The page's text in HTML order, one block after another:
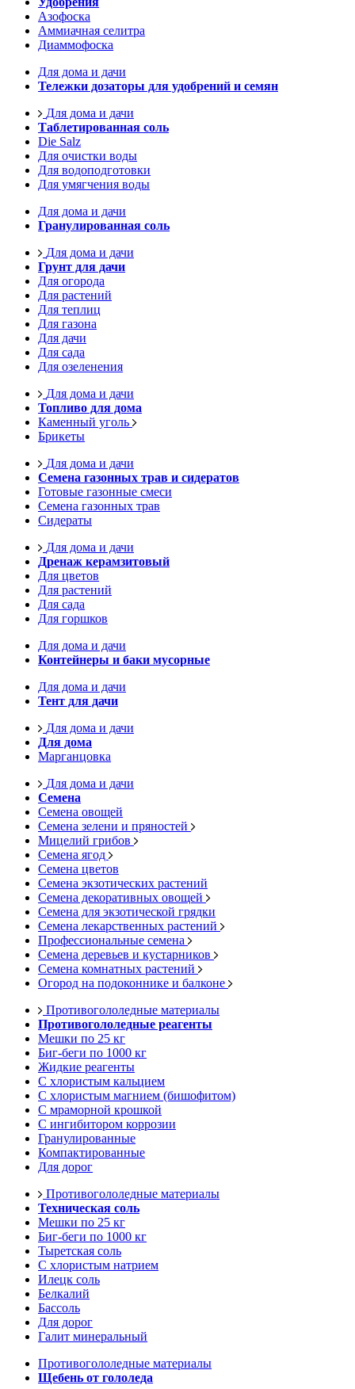
Азофоска
Аммиачная селитра
Диаммофоска
Для дома и дачи
Тележки дозаторы для удобрений и семян
Для дома и дачи
Таблетированная соль
Die Salz
Для очистки воды
Для водоподготовки
Для умягчения воды
Для дома и дачи
Гранулированная соль
Для дома и дачи
Грунт для дачи
Для огорода
Для растений
Для теплиц
Для газона
Для дачи
Для сада
Для озеленения
Для дома и дачи
Топливо для дома
Каменный уголь
Брикеты
Для дома и дачи
Семена газонных трав и сидератов
Готовые газонные смеси
Семена газонных трав
Сидераты
Для дома и дачи
Дренаж керамзитовый
Для цветов
Для растений
Для сада
Для горшков
Для дома и дачи
Контейнеры и баки мусорные
Для дома и дачи
Тент для дачи
Для дома и дачи
Для дома
Марганцовка
Для дома и дачи
Семена
Семена овощей
Семена зелени и пряностей
Мицелий грибов
Семена ягод
Семена цветов
Семена экзотических растений
Семена декоративных овощей
Семена для экзотической грядки
Семена лекарственных растений
Профессиональные семена
Семена деревьев и кустарников
Семена комнатных растений
Огород на подоконнике и балконе
Противогололедные материалы
Противогололедные реагенты
Мешки по 25 кг
Биг-беги по 1000 кг
Жидкие реагенты
С хлористым кальцием
С хлористым магнием (бишофитом)
С мраморной крошкой
С ингибитором коррозии
Гранулированные
Компактированные
Для дорог
Противогололедные материалы
Техническая соль
Мешки по 25 кг
Биг-беги по 1000 кг
Тыретская соль
С хлористым натрием
Илецк соль
Белкалий
Бассоль
Для дорог
Галит минеральный
Противогололедные материалы
Щебень от гололеда